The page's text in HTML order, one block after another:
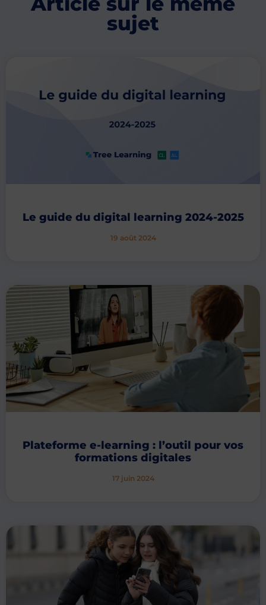
sujet
Le guide du digital learning 2024-2025
19 août 2024
Plateforme e-learning : l’outil pour vos
formations digitales
17 juin 2024